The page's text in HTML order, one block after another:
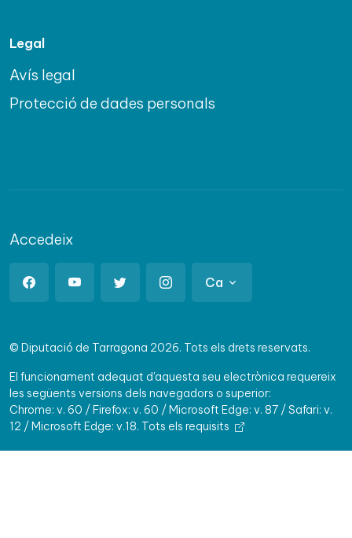
Legal
Avís legal
Protecció de dades personals
Accedeix
Ca
© Diputació de Tarragona 2026. Tots els drets reservats.
El funcionament adequat d'aquesta seu electrònica requereix
les següents versions dels navegadors o superior:
Chrome: v. 60 / Firefox: v. 60 / Microsoft Edge: v. 87 / Safari: v.
12 / Microsoft Edge: v.18. Tots els requisits